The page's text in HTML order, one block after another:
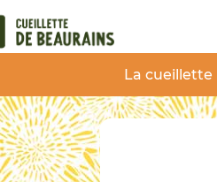
La cueillette
cookies